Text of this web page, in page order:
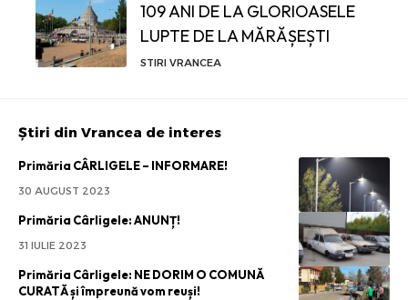
109 ANI DE LA GLORIOASELE
LUPTE DE LA MĂRĂȘEȘTI
STIRI VRANCEA
Știri din Vrancea de interes
Primăria CÂRLIGELE – INFORMARE!
30 AUGUST 2023
Primăria Cârligele: ANUNȚ!
31 IULIE 2023
Primăria Cârligele: NE DORIM O COMUNĂ
CURATĂ și împreună vom reuși!